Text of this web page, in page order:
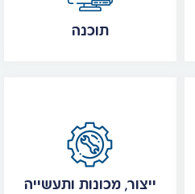
תוכנה
ייצור, מכונות ותעשייה